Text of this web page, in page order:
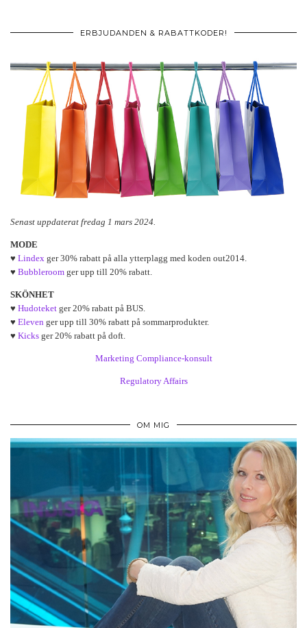
ERBJUDANDEN & RABATTKODER!
Senast uppdaterat fredag 1 mars 2024.
MODE
♥ Lindex ger 30% rabatt på alla ytterplagg med koden out2014.
♥ Bubbleroom ger upp till 20% rabatt.
SKÖNHET
♥ Hudoteket ger 20% rabatt på BUS.
♥ Eleven ger upp till 30% rabatt på sommarprodukter.
♥ Kicks ger 20% rabatt på doft.
Marketing Compliance-konsult
Regulatory Affairs
OM MIG